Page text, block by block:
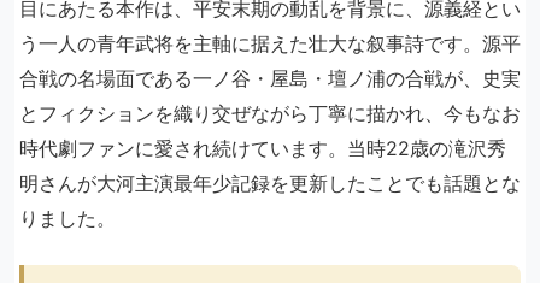
目にあたる本作は、平安末期の動乱を背景に、源義経とい
う一人の青年武将を主軸に据えた壮大な叙事詩です。源平
合戦の名場面である一ノ谷・屋島・壇ノ浦の合戦が、史実
とフィクションを織り交ぜながら丁寧に描かれ、今もなお
時代劇ファンに愛され続けています。当時22歳の滝沢秀
明さんが大河主演最年少記録を更新したことでも話題とな
りました。